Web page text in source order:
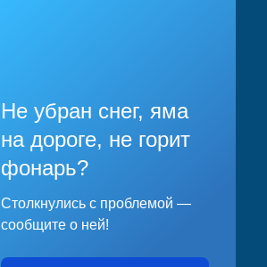
Не убран снег, яма
на дороге, не горит
фонарь?
Столкнулись с проблемой —
сообщите о ней!